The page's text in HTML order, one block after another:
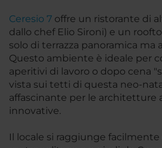
Ceresio 7 offre un ristorante di
dallo chef Elio Sironi) e un
solo di terrazza panoramica ma
Questo ambiente è ideale per
aperitivi di lavoro o dopo cena
vista sui tetti di questa neo-
affascinante per le architetture
innovative.
Il locale si raggiunge facilmente